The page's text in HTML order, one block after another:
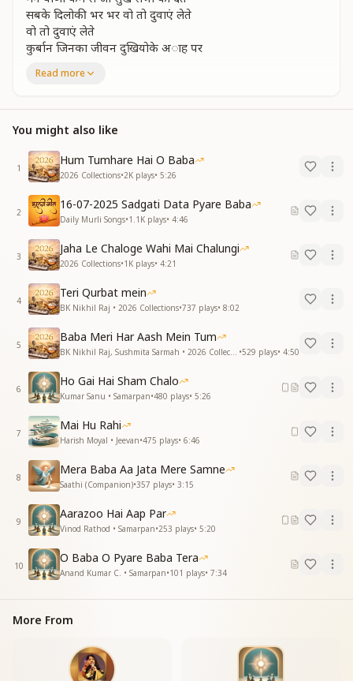
सबके दिलोकी भर भर वो तो दुवाएं लेते
वो तो दुवाएं लेते
कुर्बान जिनका जीवन दुखियोके अाह पर
एक आसरा भरोसा एक आश बल जिसे
महिमा की मान की नहीं प्यास है जिसे
नहीं प्यास है जिसे
गुण शक्तियां खजाने मिलते है अथाह भर
जो हो गया समर्पण ईश्वर की राह पर
करता का ना भान है ना फल की कोई इच्छा
करता का ना भान है ना फल की कोई इच्छा
हर बात में है राजी हर रंग लगता अच्छा
हर रंग लगता अच्छा
उसकी निगाह प्रभुपर प्रभु की निगाह उसपर
जो हो गया समर्पण ईश्वर की राह पर
जो हो गया समर्पण ईश्वर की राह पर
ईश्वर ही करता अर्पण सब उसकी चाह पर
सब उसकी चाह पर
जो हो गया समर्पण ईश्वर की राह पर
जो हो गया समर्पण ईश्वर की राह पर
जो हो गया समर्पण ईश्वर की राह पर
—-----------------------------------------
Read more
You might also like
1
Hum Tumhare Hai O Baba
2026 Collections•2K plays• 5:26
2
16-07-2025 Sadgati Data Pyare Baba
Daily Murli Songs•1.1K plays• 4:46
3
Jaha Le Chaloge Wahi Mai Chalungi
2026 Collections•1K plays• 4:21
4
Teri Qurbat mein
BK Nikhil Raj • 2026 Collections•737 plays• 8:02
5
Baba Meri Har Aash Mein Tum
•529 plays• 4:50
6
Ho Gai Hai Sham Chalo
Kumar Sanu • Samarpan•480 plays• 5:26
7
Mai Hu Rahi
Harish Moyal • Jeevan•475 plays• 6:46
8
Mera Baba Aa Jata Mere Samne
Saathi (Companion)•357 plays• 3:15
9
Aarazoo Hai Aap Par
Vinod Rathod • Samarpan•253 plays• 5:20
10
O Baba O Pyare Baba Tera
Anand Kumar C. • Samarpan•101 plays• 7:34
More From